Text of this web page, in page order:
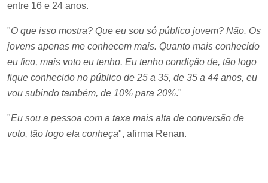
entre 16 e 24 anos.
"O que isso mostra? Que eu sou só público jovem? Não. Os
jovens apenas me conhecem mais. Quanto mais conhecido
eu fico, mais voto eu tenho. Eu tenho condição de, tão logo
fique conhecido no público de 25 a 35, de 35 a 44 anos, eu
vou subindo também, de 10% para 20%."
"Eu sou a pessoa com a taxa mais alta de conversão de
voto, tão logo ela conheça", afirma Renan.